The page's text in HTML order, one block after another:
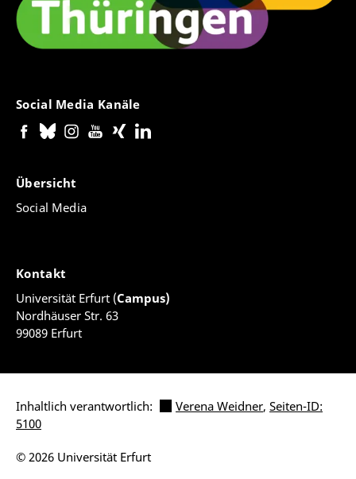
Social Media Kanäle
Übersicht
Social Media
Kontakt
Universität Erfurt (Campus)
Nordhäuser Str. 63
99089 Erfurt
Inhaltlich verantwortlich: Verena Weidner, Seiten-ID:
5100
© 2026 Universität Erfurt